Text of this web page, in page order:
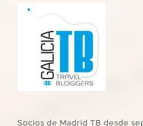
Socios de Madrid TB desde